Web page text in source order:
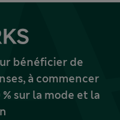
bénéficier de
à commencer
sur la mode et la